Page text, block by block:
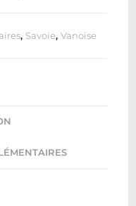
, Savoie,Vanoise